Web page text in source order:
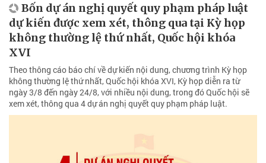
Bốn dự án nghị quyết quy phạm pháp luật
dự kiến được xem xét, thông qua tại Kỳ họp
không thường lệ thứ nhất, Quốc hội khóa
XVI
Theo thông cáo báo chí về dự kiến nội dung, chương trình Kỳ họp
không thường lệ thứ nhất, Quốc hội khóa XVI, Kỳ họp diễn ra từ
ngày 3/8 đến ngày 24/8, với nhiều nội dung, trong đó Quốc hội sẽ
xem xét, thông qua 4 dự án nghị quyết quy phạm pháp luật.